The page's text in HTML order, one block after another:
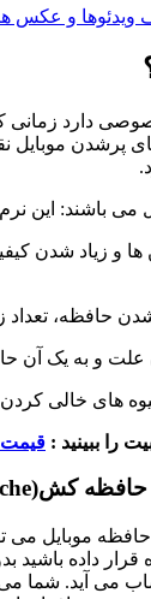
ویدئوها و عکس
پرشدن موبایل
باشند: این نرم
ها و زیاد
حافظه، تعداد
و به یک آن
های خالی کردن
را ببینید :
حافظه کش(Cache)
موبایل
قرار داده
می آید. شما می